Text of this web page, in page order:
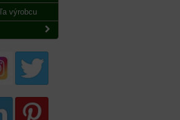
výrobcu